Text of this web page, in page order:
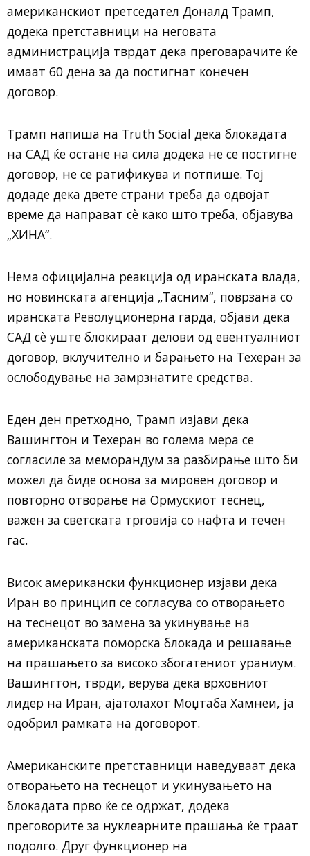
американскиот претседател Доналд Трамп,
додека претставници на неговата
администрација тврдат дека преговарачите ќе
имаат 60 дена за да постигнат конечен
договор.
Трамп напиша на Truth Social дека блокадата
на САД ќе остане на сила додека не се постигне
договор, не се ратификува и потпише. Тој
додаде дека двете страни треба да одвојат
време да направат сè како што треба, објавува
„ХИНА“.
Нема официјална реакција од иранската влада,
но новинската агенција „Тасним“, поврзана со
иранската Револуционерна гарда, објави дека
САД сè уште блокираат делови од евентуалниот
договор, вклучително и барањето на Техеран за
ослободување на замрзнатите средства.
Еден ден претходно, Трамп изјави дека
Вашингтон и Техеран во голема мера се
согласиле за меморандум за разбирање што би
можел да биде основа за мировен договор и
повторно отворање на Ормускиот теснец,
важен за светската трговија со нафта и течен
гас.
Висок американски функционер изјави дека
Иран во принцип се согласува со отворањето
на теснецот во замена за укинување на
американската поморска блокада и решавање
на прашањето за високо збогатениот ураниум.
Вашингтон, тврди, верува дека врховниот
лидер на Иран, ајатолахот Моџтаба Хамнеи, ја
одобрил рамката на договорот.
Американските претставници наведуваат дека
отворањето на теснецот и укинувањето на
блокадата прво ќе се одржат, додека
преговорите за нуклеарните прашања ќе траат
подолго. Друг функционер на